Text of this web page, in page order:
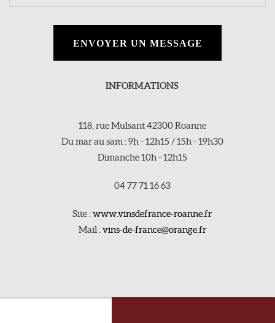
ENVOYER UN MESSAGE
INFORMATIONS
118, rue Mulsant 42300 Roanne
Du mar au sam : 9h - 12h15 / 15h - 19h30
Dimanche 10h - 12h15
04 77 71 16 63
Site :www.vinsdefrance-roanne.fr
Mail :vins-de-france@orange.fr